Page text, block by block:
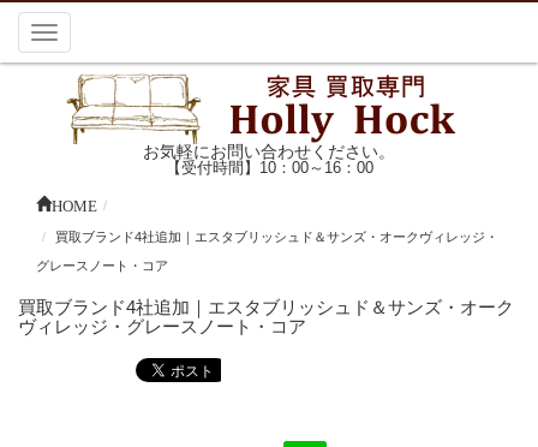
お気軽にお問い合わせください。
【受付時間】10：00～16：00
Toggle
navigation
HOME
買取ブランド4社追加｜エスタブリッシュド＆サンズ・オークヴィレッジ・
グレースノート・コア
買取ブランド4社追加｜エスタブリッシュド＆サンズ・オーク
ヴィレッジ・グレースノート・コア